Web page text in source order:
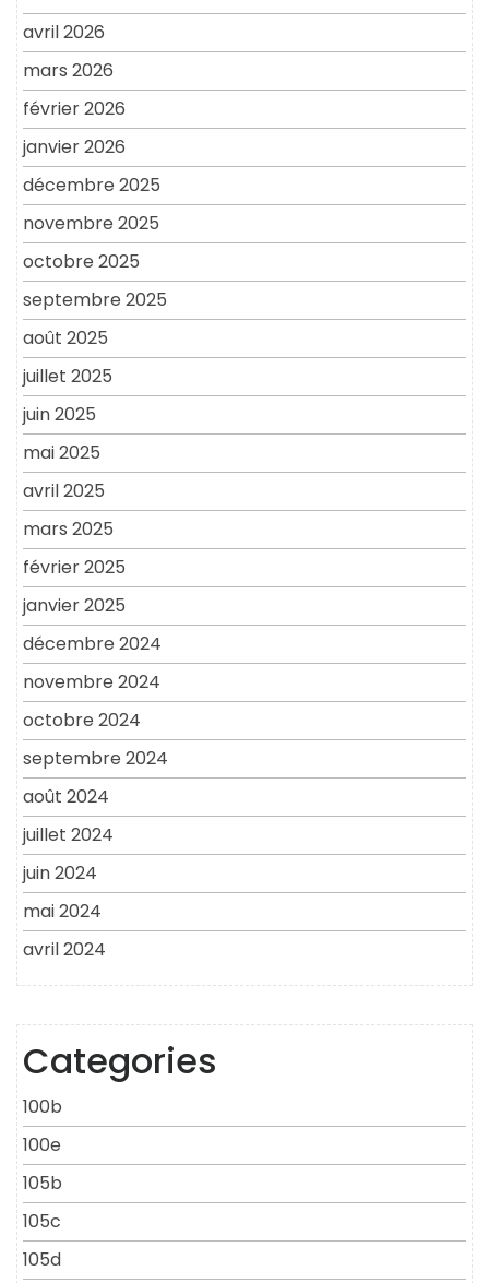
avril 2026
mars 2026
février 2026
janvier 2026
décembre 2025
novembre 2025
octobre 2025
septembre 2025
août 2025
juillet 2025
juin 2025
mai 2025
avril 2025
mars 2025
février 2025
janvier 2025
décembre 2024
novembre 2024
octobre 2024
septembre 2024
août 2024
juillet 2024
juin 2024
mai 2024
avril 2024
Categories
100b
100e
105b
105c
105d